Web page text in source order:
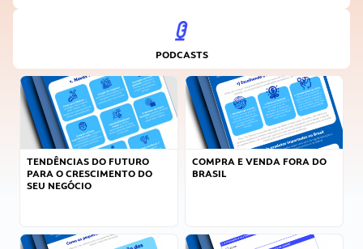
PODCASTS
TENDÊNCIAS DO FUTURO
PARA O CRESCIMENTO DO
SEU NEGÓCIO
COMPRA E VENDA FORA DO
BRASIL